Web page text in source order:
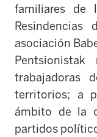
familiares de
asociación
trabajadoras
territorios; a
ámbito de la
partidos